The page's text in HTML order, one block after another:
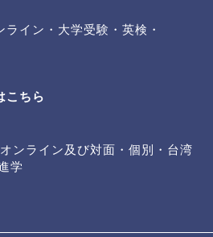
イン・大学受験・英検・
こちら
ンライン及び対面・個別・台湾
学